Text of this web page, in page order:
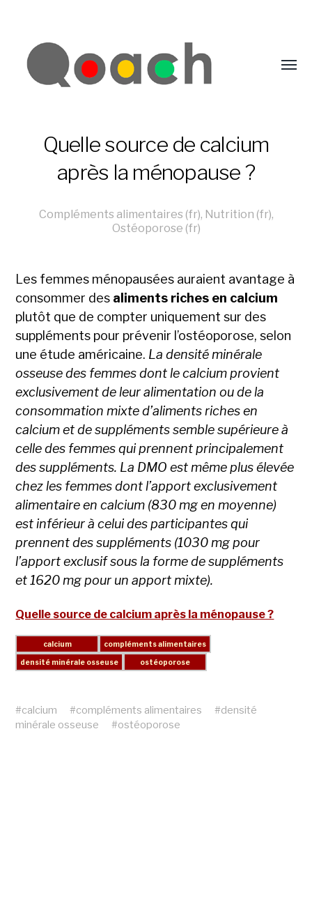
Quelle source de calcium
après la ménopause ?
Compléments alimentaires (fr), Nutrition (fr),
Ostéoporose (fr)
Les femmes ménopausées auraient avantage à
consommer des aliments riches en calcium
plutôt que de compter uniquement sur des
suppléments pour prévenir l’ostéoporose, selon
une étude américaine. La densité minérale
osseuse des femmes dont le calcium provient
exclusivement de leur alimentation ou de la
consommation mixte d’aliments riches en
calcium et de suppléments semble supérieure à
celle des femmes qui prennent principalement
des suppléments. La DMO est même plus élevée
chez les femmes dont l’apport exclusivement
alimentaire en calcium (830 mg en moyenne)
est inférieur à celui des participantes qui
prennent des suppléments (1030 mg pour
l’apport exclusif sous la forme de suppléments
et 1620 mg pour un apport mixte).
Quelle source de calcium après la ménopause ?
#calcium #compléments alimentaires #densité
minérale osseuse
#ostéoporose